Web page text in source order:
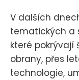
V dalších
tematických a
které pokrývají
obrany, přes
technologie,